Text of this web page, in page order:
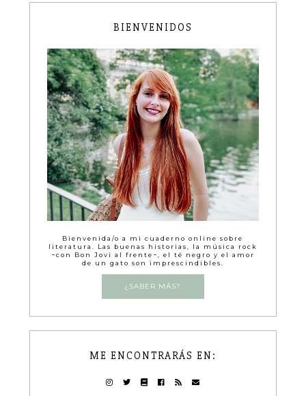
BIENVENIDOS
Bienvenida/o a mi cuaderno online sobre
literatura. Las buenas historias, la música rock
−con Bon Jovi al frente−, el té negro y el amor
de un gato son imprescindibles.
¿SABER MÁS?
ME ENCONTRARÁS EN: